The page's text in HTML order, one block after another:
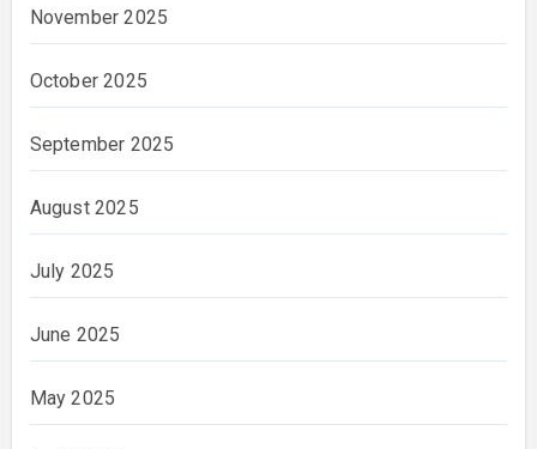
November 2025
October 2025
September 2025
August 2025
July 2025
June 2025
May 2025